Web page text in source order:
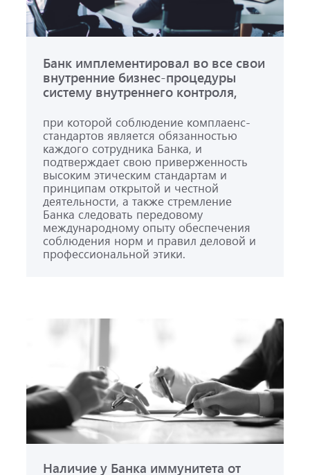
Банк имплементировал во все свои
внутренние бизнес-процедуры
систему внутреннего контроля,
при которой соблюдение комплаенс-
стандартов является обязанностью
каждого сотрудника Банка, и
подтверждает свою приверженность
высоким этическим стандартам и
принципам открытой и честной
деятельности, а также стремление
Банка следовать передовому
международному опыту обеспечения
соблюдения норм и правил деловой и
профессиональной этики.
Наличие у Банка иммунитета от